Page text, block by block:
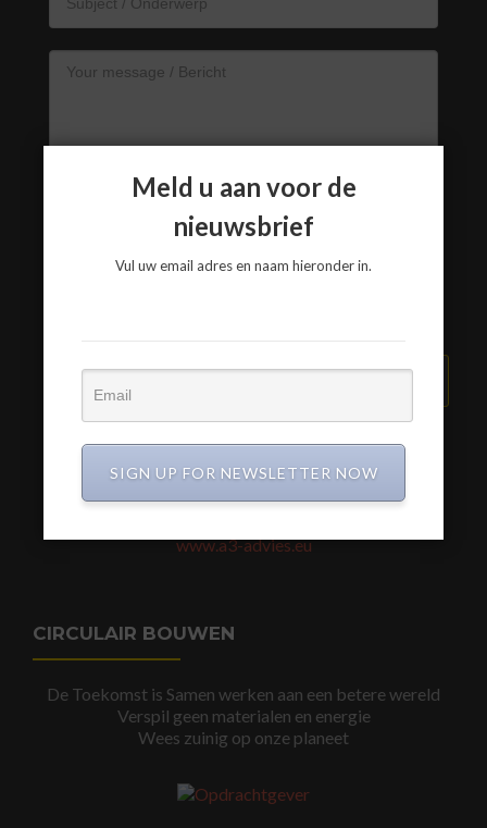
www.a3-advies.eu
CIRCULAIR BOUWEN
De Toekomst is Samen werken aan een betere wereld
Verspil geen materialen en energie
Wees zuinig op onze planeet
Meld u aan voor de
nieuwsbrief
Vul uw email adres en naam hieronder in.
SIGN UP FOR NEWSLETTER NOW